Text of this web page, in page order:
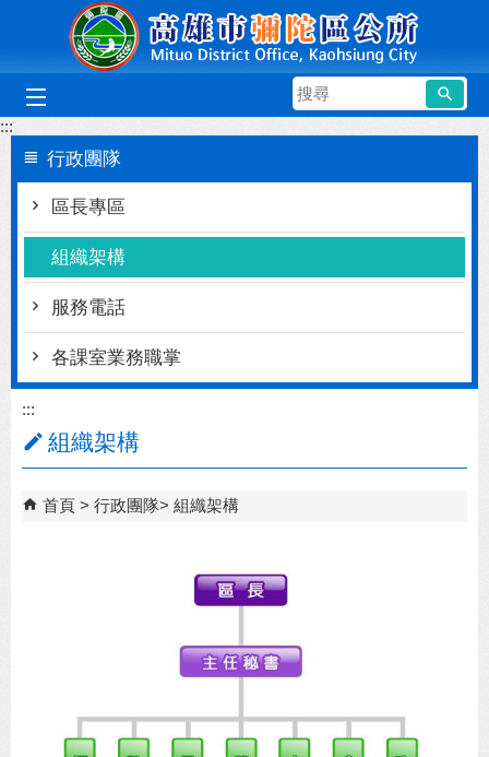
跳到主要內容區塊
搜
尋
:::
行政團隊
區長專區
組織架構
服務電話
各課室業務職掌
:::
組織架構
首頁 行政團隊 組織架構